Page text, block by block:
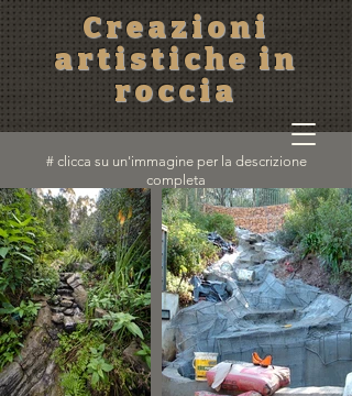
Creazioni
artistiche in
roccia
# clicca su un'immagine per la descrizione
completa